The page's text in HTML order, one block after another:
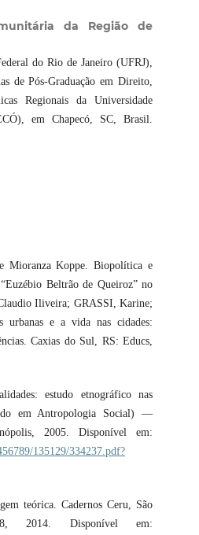
da Região de
do Rio de Janeiro (UFRJ),
de Pós-Graduação em Direito,
Regionais da Universidade
em Chapecó, SC, Brasil.
Mioranza Koppe. Biopolítica e
Beltrão de Queiroz” no
Iliveira; GRASSI, Karine;
urbanas e a vida nas cidades:
Caxias do Sul, RS: Educs,
estudo etnográfico nas
em Antropologia Social) —
2005. Disponível em:
135129/334237.pdf?
teórica. Cadernos Ceru, São
Disponível em: